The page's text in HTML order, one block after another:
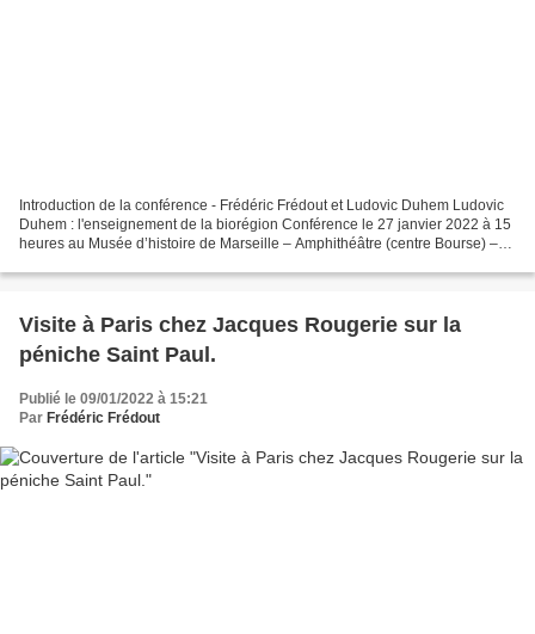
Introduction de la conférence - Frédéric Frédout et Ludovic Duhem Ludovic
Duhem : l'enseignement de la biorégion Conférence le 27 janvier 2022 à 15
heures au Musée d’histoire de Marseille – Amphithéâtre (centre Bourse) –
Visite à Paris chez Jacques Rougerie sur la
péniche Saint Paul.
Publié le 09/01/2022 à 15:21
Par Frédéric Frédout